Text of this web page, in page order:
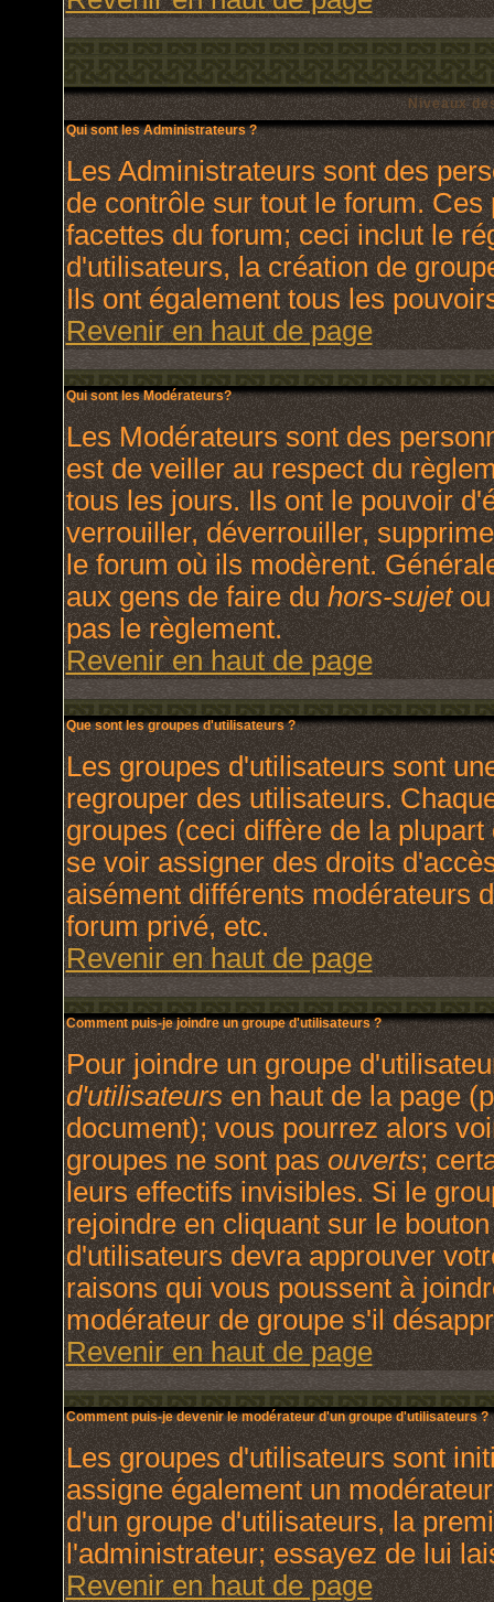
Niveaux
Qui sont les Administrateurs ?
Les Administrateurs sont des
de contrôle sur tout le forum.
facettes du forum; ceci inclut le
d'utilisateurs, la création de
Ils ont également tous les
Revenir en haut de page
Qui sont les Modérateurs?
Les Modérateurs sont des
est de veiller au respect du
tous les jours. Ils ont le pouvoir
verrouiller, déverrouiller,
le forum où ils modèrent.
aux gens de faire duhors-sujetou
pas le règlement.
Revenir en haut de page
Que sont les groupes d'utilisateurs ?
Les groupes d'utilisateurs sont
regrouper des utilisateurs.
groupes (ceci diffère de la
se voir assigner des droits
aisément différents modérateurs
forum privé, etc.
Revenir en haut de page
Comment puis-je joindre un groupe d'utilisateurs ?
Pour joindre un groupe
d'utilisateursen haut de la page
document); vous pourrez alors
groupes ne sont pasouverts;
leurs effectifs invisibles. Si le
rejoindre en cliquant sur le
d'utilisateurs devra approuver
raisons qui vous poussent à
modérateur de groupe s'il
Revenir en haut de page
Comment puis-je devenir le modérateur d'un groupe d'utilisateurs ?
Les groupes d'utilisateurs sont
assigne également un
d'un groupe d'utilisateurs, la
l'administrateur; essayez de lui
Revenir en haut de page